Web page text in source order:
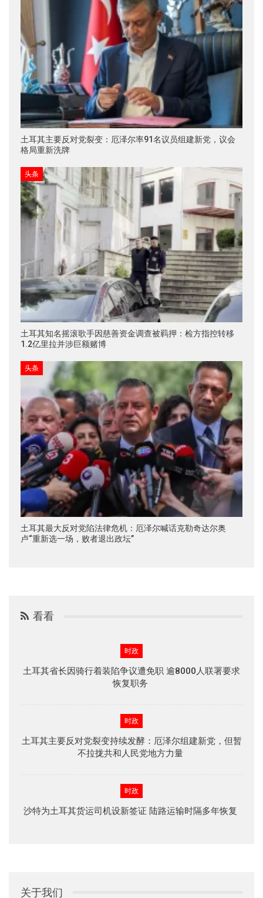
土耳其主要反对党裂变：厄泽尔率91名议员组建新党，议会
格局重新洗牌
头条
土耳其知名摇滚歌手因慈善资金调查被羁押：检方指控转移
1.2亿里拉并涉巨额赌博
头条
土耳其最大反对党陷法律危机：厄泽尔喊话克勒奇达尔奥
卢“重新选一场，败者退出政坛”
看看
时政
土耳其省长因骑行着装陷争议遭免职 逾8000人联署要求
恢复职务
时政
土耳其主要反对党裂变持续发酵：厄泽尔组建新党，但暂
不拉拢共和人民党地方力量
时政
沙特为土耳其货运司机设新签证 陆路运输时隔多年恢复
关于我们